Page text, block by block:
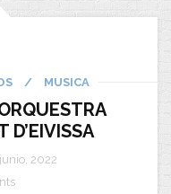
/ MUSICA
D’EIVISSA
2022